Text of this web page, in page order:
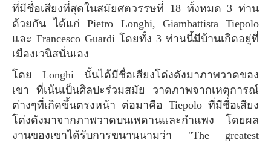
ที่มีชื่อเสียงที่สุดในสมัยศตวรรษที่ 18 ทั้งหมด 3 ท่าน
ด้วยกัน ได้แก่ Pietro Longhi, Giambattista Tiepolo
และ Francesco Guardi โดยทั้ง 3 ท่านนี้มีบ้านเกิดอยู่ที่
เมืองเวนิสนั่นเอง
โดย Longhi นั้นได้มีชื่อเสียงโด่งดังมาภาพวาดของ
เขา ที่เน้นเป็นศิลปะร่วมสมัย วาดภาพจากเหตุการณ์
ต่างๆที่เกิดขึ้นตรงหน้า ต่อมาคือ Tiepolo ที่มีชื่อเสียง
โด่งดังมาจากภาพวาดบนเพดานและกำแพง โดยผล
งานของเขาได้รับการขนานนามว่า "The greatest